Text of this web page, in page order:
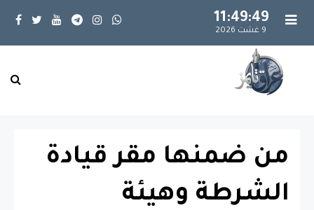
11:49:50
9 غشت 2026
من ضمنها مقر قيادة
الشرطة وهيئة